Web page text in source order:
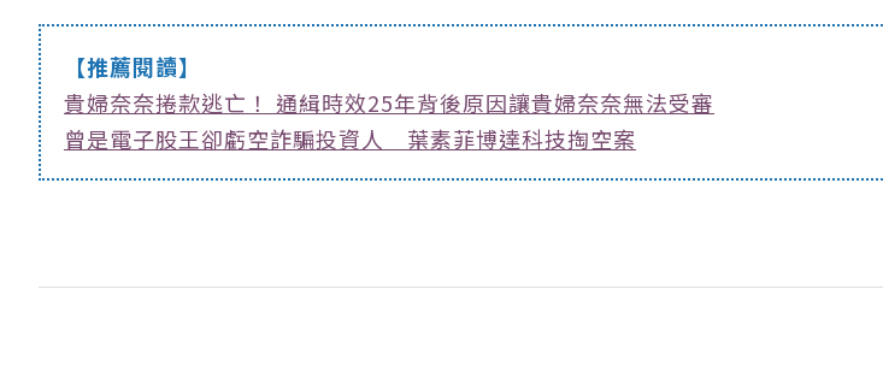
【推薦閱讀】
貴婦奈奈捲款逃亡！ 通緝時效25年背後原因讓貴婦奈奈無法受審
曾是電子股王卻虧空詐騙投資人 葉素菲博達科技掏空案